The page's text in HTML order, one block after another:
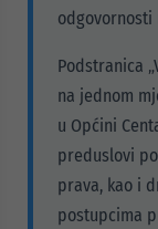
Podstranica
na jednom
u Općini
preduslovi
prava, kao i
postupcima